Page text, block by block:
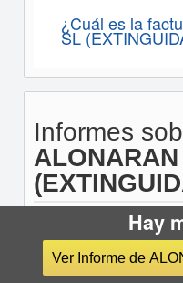
¿Cuál es la
SL
Informes
Hay
Ver Informe de